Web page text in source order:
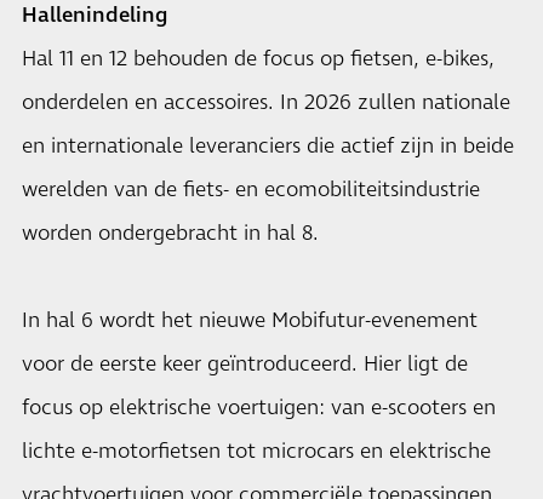
Hallenindeling
Hal 11 en 12 behouden de focus op fietsen, e-bikes,
onderdelen en accessoires. In 2026 zullen nationale
en internationale leveranciers die actief zijn in beide
werelden van de fiets- en ecomobiliteitsindustrie
worden ondergebracht in hal 8.
In hal 6 wordt het nieuwe Mobifutur-evenement
voor de eerste keer geïntroduceerd. Hier ligt de
focus op elektrische voertuigen: van e-scooters en
lichte e-motorfietsen tot microcars en elektrische